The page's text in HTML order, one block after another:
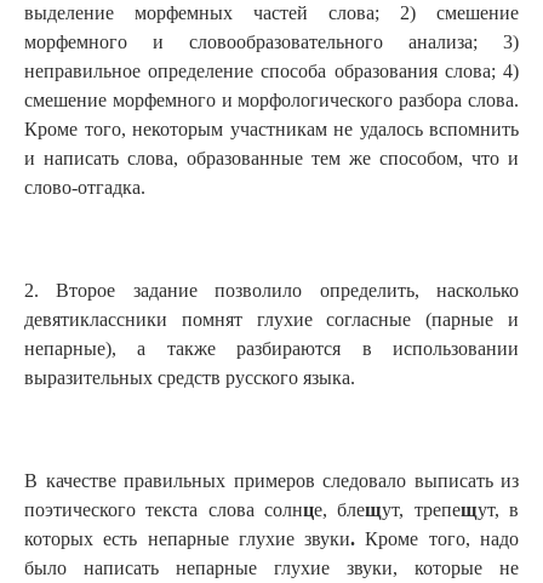
выделение морфемных частей слова; 2) смешение
морфемного и словообразовательного анализа; 3)
неправильное определение способа образования слова; 4)
смешение морфемного и морфологического разбора слова.
Кроме того, некоторым участникам не удалось вспомнить
и написать слова, образованные тем же способом, что и
слово-отгадка.
2. Второе задание позволило определить, насколько
девятиклассники помнят глухие согласные (парные и
непарные), а также разбираются в использовании
выразительных средств русского языка.
В качестве правильных примеров следовало выписать из
поэтического текста слова солнце, блещут, трепещут, в
которых есть непарные глухие звуки. Кроме того, надо
было написать непарные глухие звуки, которые не